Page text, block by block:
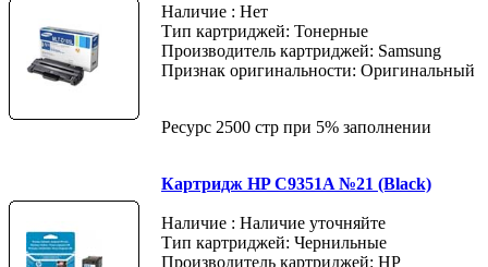
Наличие : Нет
Тип картриджей: Тонерные
Производитель картриджей: Samsung
Признак оригинальности: Оригинальный
Ресурс 2500 стр при 5% заполнении
Картридж HP C9351A №21 (Black)
Наличие : Наличие уточняйте
Тип картриджей: Чернильные
Производитель картриджей: HP